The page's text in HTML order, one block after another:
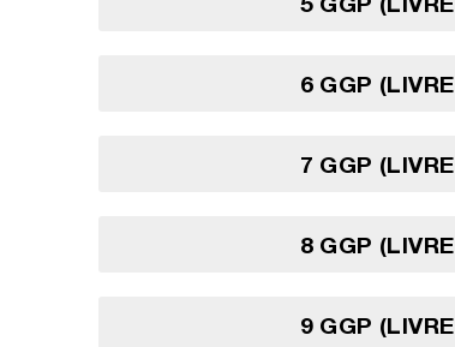
6 GGP
7 GGP
8 GGP
9 GGP